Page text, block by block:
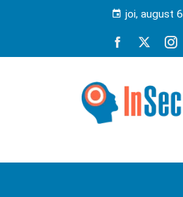
joi, august 6